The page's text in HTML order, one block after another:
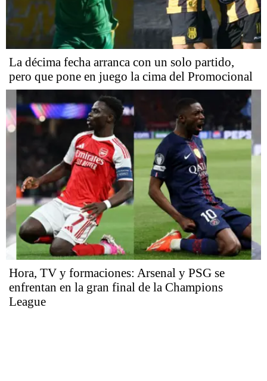
La décima fecha arranca con un solo partido,
pero que pone en juego la cima del Promocional
Hora, TV y formaciones: Arsenal y PSG se
enfrentan en la gran final de la Champions
League